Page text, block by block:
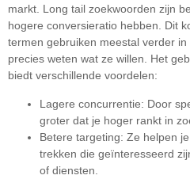
markt. Long tail zoekwoorden zijn
hogere conversieratio hebben. Dit
termen gebruiken meestal verder
precies weten wat ze willen. Het
biedt verschillende voordelen:
Lagere concurrentie: Door
groter dat je hoger rankt in
Betere targeting: Ze helpen
trekken die geïnteresseerd
of diensten.